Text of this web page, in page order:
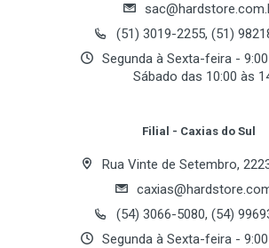
Email Address
(51) 3019-2255, (51)
Segunda à Sexta-feira -
Sábado das 10:00 às
Filial - Caxias do Sul
Rua Vinte de Setembro,
(54) 3066-5080, (54)
Segunda à Sexta-feira -